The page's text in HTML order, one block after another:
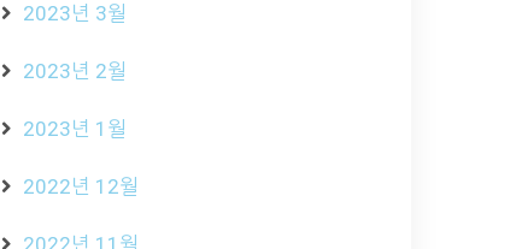
2023년 3월
2023년 2월
2023년 1월
2022년 12월